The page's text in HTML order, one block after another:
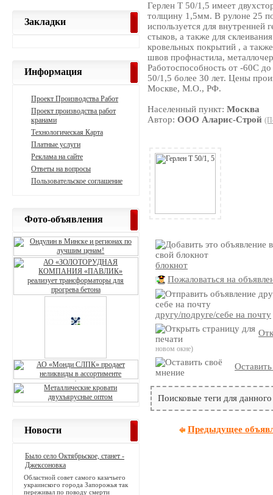
Герлен Т 50/1,5 имеет
толщину 1,5мм. В рулоне 25
используется для
стыков, а также для
кровельных покрытий , а
швов профнастила,
Работоспособность от -60С
50/1,5 более 30 лет. Цены
Москве, М.О., РФ.
Населенный пункт:Москва
Автор:ООО Аларис-Строй
блокнот
Пожаловаться на
другу/подруге/себе на почту
новом окне)
Поисковые теги для
Предыдущее
Закладки
Информация
Проект Производства Работ
Проект производства работ
кранами
Технологическая Карта
Платные услуги
Реклама на сайте
Ответы на вопросы
Пользовательское соглашение
Фото-объявления
Новости
Было село Октябрьское, станет -
Джексоновка
Областной совет самого казачьего
украинского города Запорожья так
переживал по поводу смерти